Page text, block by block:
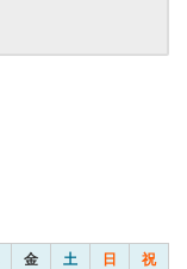
金 土 日 祝